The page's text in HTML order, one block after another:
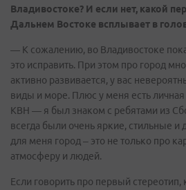
Владивостоке? И если нет, какой
Дальнем Востоке всплывает в
— К сожалению, во Владивостоке
это исправить. При этом про город
активно развивается, у вас
виды и море. Плюс у меня есть
КВН — я был знаком с ребятами из
всегда были очень яркие, стильные
для меня город – это не только про
атмосферу и людей.
Если говорить про первый стереотип,